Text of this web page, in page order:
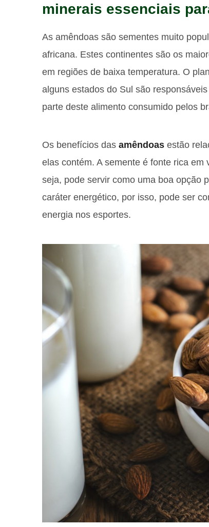
minerais essenciais
As amêndoas são sementes muito
africana. Estes continentes são os
em regiões de baixa temperatura. O
alguns estados do Sul são
parte deste alimento consumido pelos
Os benefícios das amêndoas estão
elas contém. A semente é fonte rica em
seja, pode servir como uma boa opção
caráter energético, por isso, pode ser
energia nos esportes.